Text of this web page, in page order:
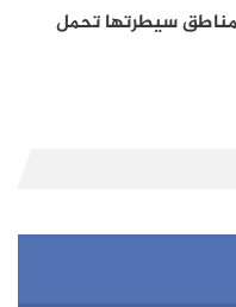
سيطرتها تحمل